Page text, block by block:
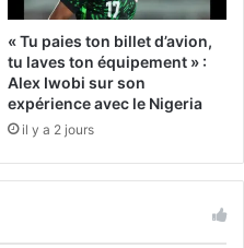
« Tu paies ton billet d’avion,
tu laves ton équipement » :
Alex Iwobi sur son
expérience avec le Nigeria
il y a 2 jours